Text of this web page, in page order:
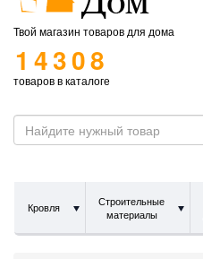
Твой магазин товаров для дома
14308
товаров в каталоге
Кровля
Строительные
материалы